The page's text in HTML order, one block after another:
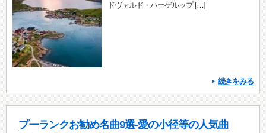
ドヴァルド・ハーゲルップ […]
続きをみる
プーランクお勧め名曲9選-愛の小径等の人気曲